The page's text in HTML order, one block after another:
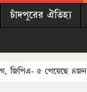
চাঁদপুরের ঐতিহ্য
জিপিএ- ৫ পেয়েছে